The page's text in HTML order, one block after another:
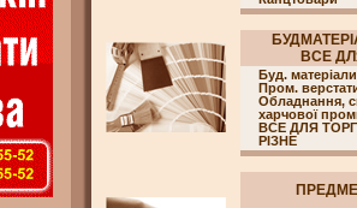
ВСЕ
Буд.
Пром.
Обладнання,
харчової
ВСЕ ДЛЯ
РІЗНЕ